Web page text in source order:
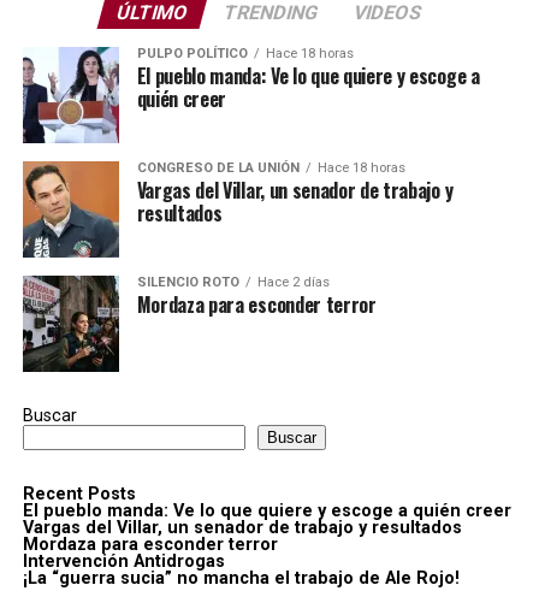
ÚLTIMO TRENDING VIDEOS
PULPO POLÍTICO Hace 18 horas
El pueblo manda: Ve lo que quiere y escoge a
quién creer
CONGRESO DE LA UNIÓN Hace 18 horas
Vargas del Villar, un senador de trabajo y
resultados
SILENCIO ROTO Hace 2 días
Mordaza para esconder terror
Buscar
Buscar
Recent Posts
El pueblo manda: Ve lo que quiere y escoge a quién creer
Vargas del Villar, un senador de trabajo y resultados
Mordaza para esconder terror
Intervención Antidrogas
¡La “guerra sucia” no mancha el trabajo de Ale Rojo!